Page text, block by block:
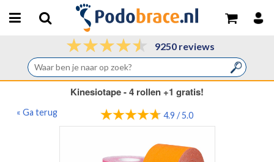
9250 reviews
Kinesiotape - 4 rollen +1 gratis!
« Ga terug 4.9 / 5.0